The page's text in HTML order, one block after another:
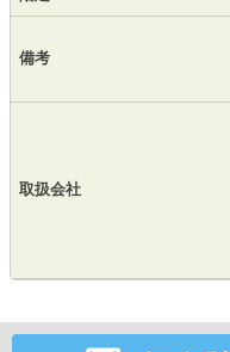
備考
取扱会社